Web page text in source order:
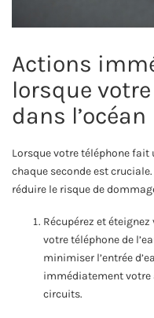
Actions
lorsque
dans l’océan
Lorsque votre téléphone fait
chaque seconde est
réduire le risque de
Récupérez et
votre téléphone de
minimiser l’entrée
immédiatement votre
circuits.